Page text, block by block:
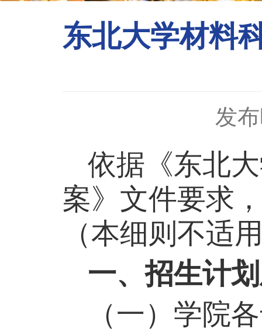
东北大学材料
发
依据《东北
案》文件要求
（本细则不适
一、招生计
（一）学院